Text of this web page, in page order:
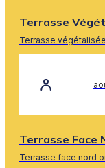
Terrasse
Terrasse
Terrasse Face
Terrasse face nord